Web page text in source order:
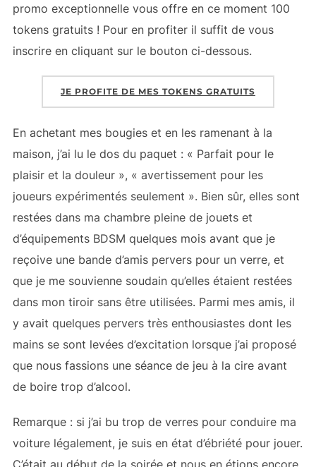
promo exceptionnelle vous offre en ce moment 100
tokens gratuits ! Pour en profiter il suffit de vous
inscrire en cliquant sur le bouton ci-dessous.
JE PROFITE DE MES TOKENS GRATUITS
En achetant mes bougies et en les ramenant à la
maison, j’ai lu le dos du paquet : « Parfait pour le
plaisir et la douleur », « avertissement pour les
joueurs expérimentés seulement ». Bien sûr, elles sont
restées dans ma chambre pleine de jouets et
d’équipements BDSM quelques mois avant que je
reçoive une bande d’amis pervers pour un verre, et
que je me souvienne soudain qu’elles étaient restées
dans mon tiroir sans être utilisées. Parmi mes amis, il
y avait quelques pervers très enthousiastes dont les
mains se sont levées d’excitation lorsque j’ai proposé
que nous fassions une séance de jeu à la cire avant
de boire trop d’alcool.
Remarque : si j’ai bu trop de verres pour conduire ma
voiture légalement, je suis en état d’ébriété pour jouer.
C’était au début de la soirée et nous en étions encore